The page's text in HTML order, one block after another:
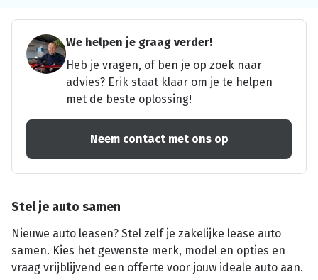
We helpen je graag verder!
Heb je vragen, of ben je op zoek naar
advies? Erik staat klaar om je te helpen
met de beste oplossing!
Neem contact met ons op
Stel je auto samen
Nieuwe auto leasen? Stel zelf je zakelijke lease auto
samen. Kies het gewenste merk, model en opties en
vraag vrijblijvend een offerte voor jouw ideale auto aan.